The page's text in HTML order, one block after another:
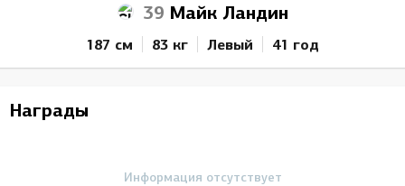
39 Майк Ландин
187 см 83 кг Левый 41 год
Награды
Информация отсутствует